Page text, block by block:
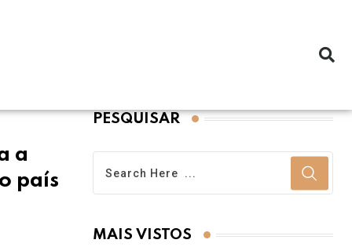
a
país
PESQUISAR
MAIS VISTOS